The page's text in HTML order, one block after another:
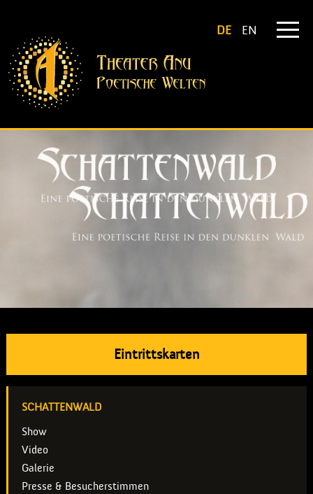
DE EN
Eintrittskarten
SCHATTENWALD
Show
Video
Galerie
Presse & Besucherstimmen